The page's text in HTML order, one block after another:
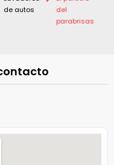
de autos
del
parabrisas